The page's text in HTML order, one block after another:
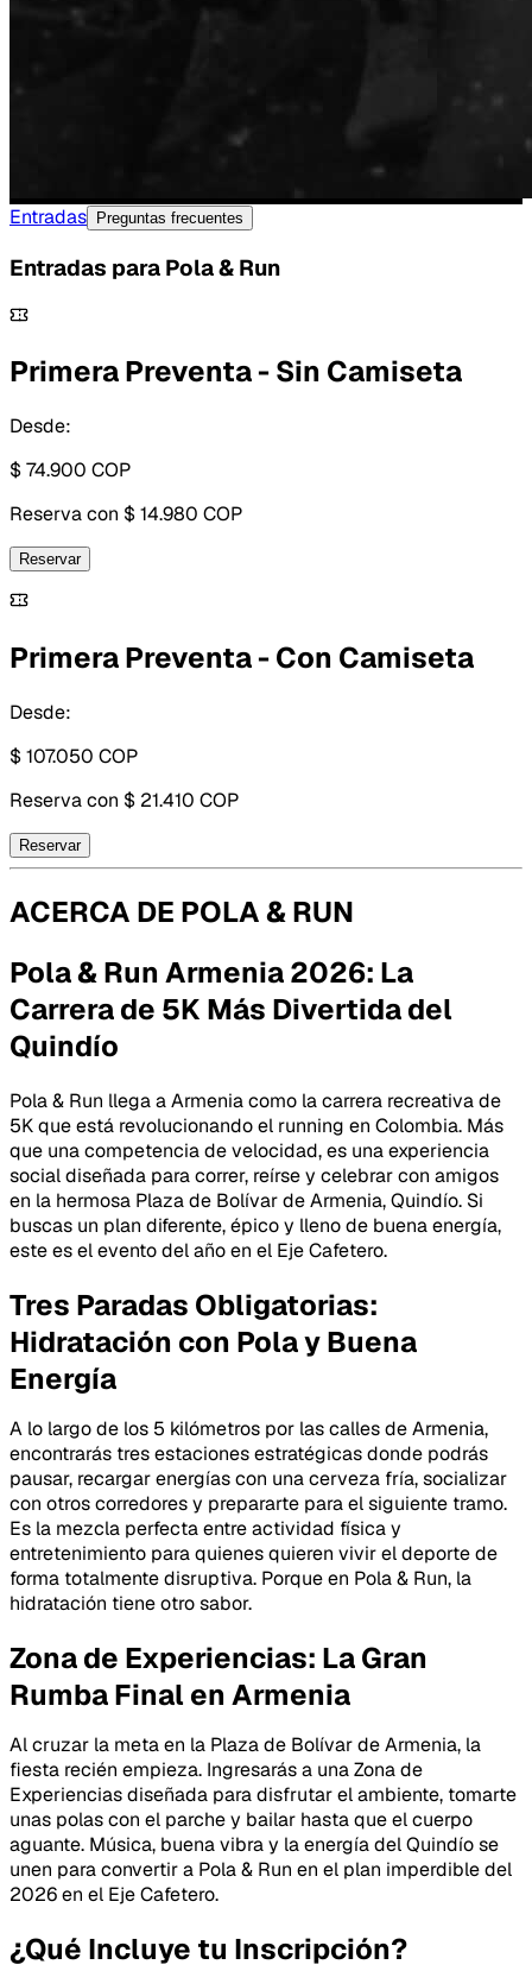
Entradas Preguntas frecuentes
Entradas para Pola & Run
Primera Preventa - Sin Camiseta
Desde:
$ 74.900 COP
Reserva con $ 14.980 COP
Reservar
Primera Preventa - Con Camiseta
Desde:
$ 107.050 COP
Reserva con $ 21.410 COP
Reservar
ACERCA DE POLA & RUN
Pola & Run Armenia 2026: La
Carrera de 5K Más Divertida del
Quindío
Pola & Run llega a Armenia como la carrera recreativa de
5K que está revolucionando el running en Colombia. Más
que una competencia de velocidad, es una experiencia
social diseñada para correr, reírse y celebrar con amigos
en la hermosa Plaza de Bolívar de Armenia, Quindío. Si
buscas un plan diferente, épico y lleno de buena energía,
este es el evento del año en el Eje Cafetero.
Tres Paradas Obligatorias:
Hidratación con Pola y Buena
Energía
A lo largo de los 5 kilómetros por las calles de Armenia,
encontrarás tres estaciones estratégicas donde podrás
pausar, recargar energías con una cerveza fría, socializar
con otros corredores y prepararte para el siguiente tramo.
Es la mezcla perfecta entre actividad física y
entretenimiento para quienes quieren vivir el deporte de
forma totalmente disruptiva. Porque en Pola & Run, la
hidratación tiene otro sabor.
Zona de Experiencias: La Gran
Rumba Final en Armenia
Al cruzar la meta en la Plaza de Bolívar de Armenia, la
fiesta recién empieza. Ingresarás a una Zona de
Experiencias diseñada para disfrutar el ambiente, tomarte
unas polas con el parche y bailar hasta que el cuerpo
aguante. Música, buena vibra y la energía del Quindío se
unen para convertir a Pola & Run en el plan imperdible del
2026 en el Eje Cafetero.
¿Qué Incluye tu Inscripción?